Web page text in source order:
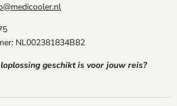
NL002381834B82
geschikt is voor jouw reis?